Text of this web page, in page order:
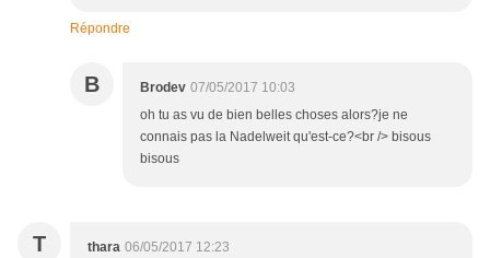
Répondre
B Brodev 07/05/2017 10:03
oh tu as vu de bien belles choses alors?je ne
connais pas la Nadelweit qu'est-ce?<br /> bisous
bisous
T thara 06/05/2017 12:23